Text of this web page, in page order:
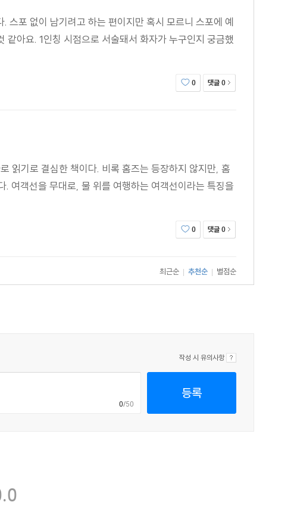
스포 없이 남기려고 하는 편이지만 혹시 모르니 스포에 예
아요. 1인칭 시점으로 서술돼서 화자가 누구인지 궁금했
0 댓글 0
읽기로 결심한 책이다. 비록 홈즈는 등장하지 않지만, 홈
여객선을 무대로, 물 위를 여행하는 여객선이라는 특징을
0 댓글 0
최근순 | 추천순 | 별점순
작성 시 유의사항
0/50
등록